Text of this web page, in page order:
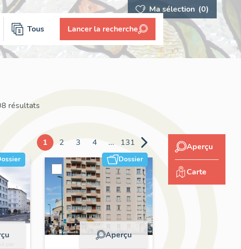
Ma sélection (0)
Tous Lancer la recherche
résultats
1 2 3 4 ... 131
par
Dossier
Aperçu
Aperçu
Carte